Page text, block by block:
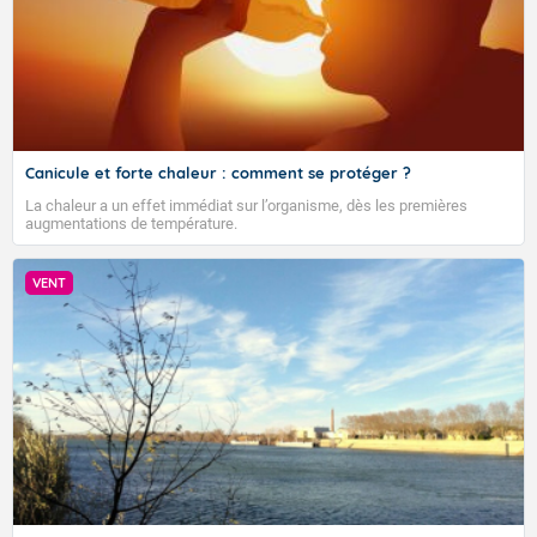
Canicule et forte chaleur : comment se protéger ?
La chaleur a un effet immédiat sur l’organisme, dès les premières
augmentations de température.
VENT